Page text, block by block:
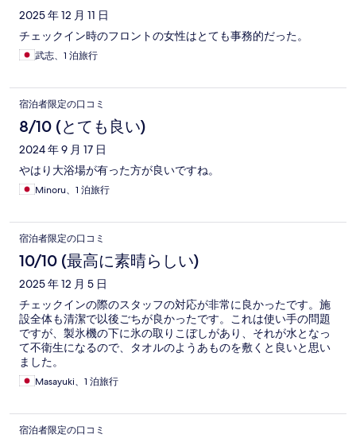
2025 年 12 月 11 日
チェックイン時のフロントの女性はとても事務的だった。
武志、1 泊旅行
宿泊者限定の口コミ
8/10 (とても良い)
2024 年 9 月 17 日
やはり大浴場が有った方が良いですね。
Minoru、1 泊旅行
宿泊者限定の口コミ
10/10 (最高に素晴らしい)
2025 年 12 月 5 日
チェックインの際のスタッフの対応が非常に良かったです。施
設全体も清潔で以後ごちが良かったです。これは使い手の問題
ですが、製氷機の下に氷の取りこぼしがあり、それが水となっ
て不衛生になるので、タオルのようあものを敷くと良いと思い
ました。
Masayuki、1 泊旅行
宿泊者限定の口コミ